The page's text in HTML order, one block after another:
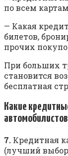
— Какая
билетов,
прочих
При больших
становится
бесплатная
Какие
7. Кредитная
(лучший выбор